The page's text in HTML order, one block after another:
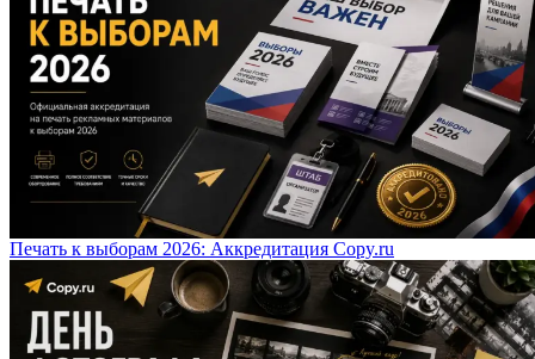
Печать к выборам 2026: Аккредитация Copy.ru